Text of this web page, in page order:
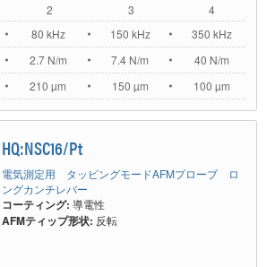
2 3
4
80 kHz 150 kHz
350 kHz
2.7 N/m 7.4 N/m
40 N/m
210 µm 150 µm 100 µm
HQ:NSC16/Pt
電気測定用 タッピングモードAFMプローブ ロ
ングカンチレバー
コーティング: 導電性
AFMティップ形状: 反転